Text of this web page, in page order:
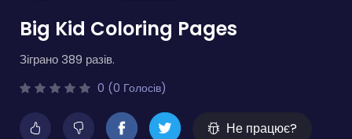
Big Kid Coloring Pages
Зіграно 389 разів.
0 (0 Голосів)
Не працює?